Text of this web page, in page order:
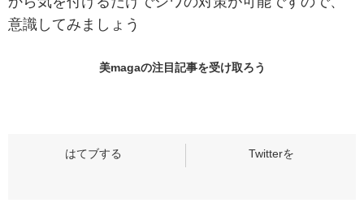
意識してみましょう
美magaの注目記事を受け取ろう